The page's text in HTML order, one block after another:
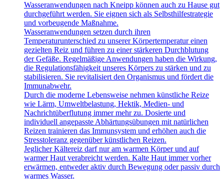
Wasseranwendungen nach Kneipp können auch zu Hause gut
durchgeführt werden. Sie eignen sich als Selbsthilfestrategie
und vorbeugende Maßnahme.
Wasseranwendungen setzen durch ihren
Temperaturunterschied zu unserer Körpertemperatur einen
gezielten Reiz und führen zu einer stärkeren Durchblutung
der Gefäße. Regelmäßige Anwendungen haben die Wirkung,
die Regulationsfähigkeit unseres Körpers zu stärken und zu
stabilisieren. Sie revitalisiert den Organismus und fördert die
Immunabwehr.
Durch die moderne Lebensweise nehmen künstliche Reize
wie Lärm, Umweltbelastung, Hektik, Medien- und
Nachrichtüberflutung immer mehr zu. Dosierte und
individuell angepasste Abhärtungsübungen mit natürlichen
Reizen trainieren das Immunsystem und erhöhen auch die
Stresstoleranz gegenüber künstlichen Reizen.
Jeglicher Kältereiz darf nur am warmen Körper und auf
warmer Haut verabreicht werden. Kalte Haut immer vorher
erwärmen, entweder aktiv durch Bewegung oder passiv durch
warmes Wasser.